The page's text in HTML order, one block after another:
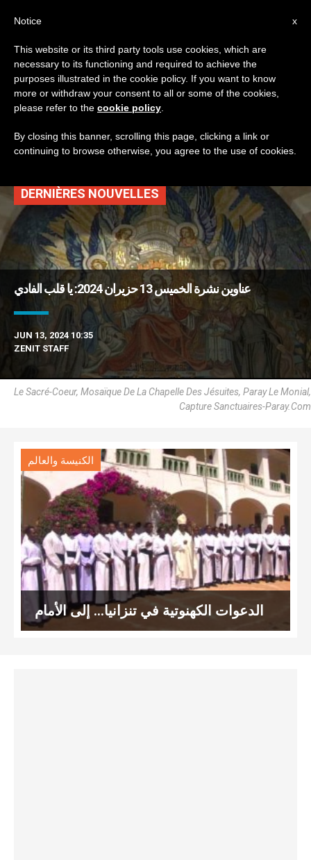
TAG
Posts Tagged ‘دعوات
كهنوتية’
DERNIÈRES NOUVELLES
عناوين نشرة الخميس 13 حزيران 2024: يا قلب الفادي
JUN 13, 2024 10:35
ZENIT STAFF
Le Sacré-Coeur, Mosaïque De La Chapelle Des Jésuites, Paray Le Monial,
Capture Sanctuaires-Paray.Com
الكنيسة والعالم
الدعوات الكهنوتية في تنزانيا… إلى الأمام
x
Notice
This website or its third party tools use cookies, which are
necessary to its functioning and required to achieve the
purposes illustrated in the cookie policy. If you want to know
more or withdraw your consent to all or some of the cookies,
please refer to the cookie policy
By closing this banner, scrolling this page, clicking a link or
continuing to browse otherwise, you agree to the use of cookies.